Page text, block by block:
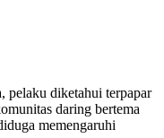
pelaku diketahui terpapar
daring bertema
memengaruhi